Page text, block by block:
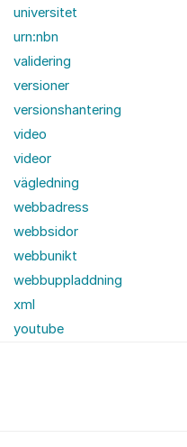
universitet
urn:nbn
validering
versioner
versionshantering
video
videor
vägledning
webbadress
webbsidor
webbunikt
webbuppladdning
xml
youtube